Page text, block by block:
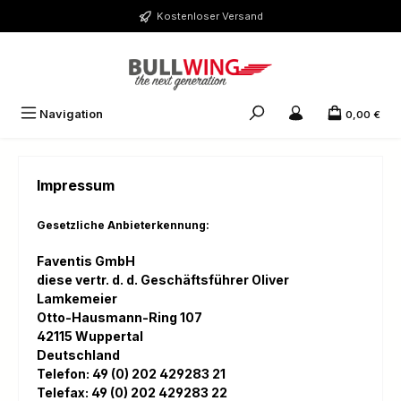
Zum Hauptinhalt springen Kostenloser Versand
Navigation 0,00 €
Impressum
Gesetzliche Anbieterkennung:
Faventis GmbH
diese vertr. d. d. Geschäftsführer Oliver
Lamkemeier
Otto-Hausmann-Ring 107
42115 Wuppertal
Deutschland
Telefon: 49 (0) 202 429283 21
Telefax: 49 (0) 202 429283 22